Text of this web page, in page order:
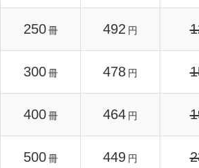
250 冊 492 円
300 冊 478 円
400 冊 464 円
500 冊 449 円